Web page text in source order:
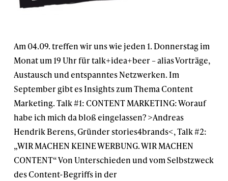
Am 04.09. treffen wir uns wie jeden 1. Donnerstag im
Monat um 19 Uhr für talk+idea+beer – alias Vorträge,
Austausch und entspanntes Netzwerken. Im
September gibt es Insights zum Thema Content
Marketing. Talk #1: CONTENT MARKETING: Worauf
habe ich mich da bloß eingelassen? >Andreas
Hendrik Berens, Gründer stories4brands<, Talk #2:
„WIR MACHEN KEINE WERBUNG. WIR MACHEN
CONTENT“ Von Unterschieden und vom Selbstzweck
des Content-Begriffs in der